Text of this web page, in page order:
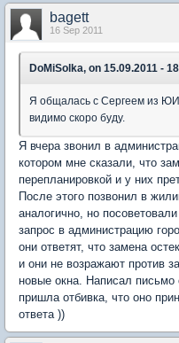
bagett
16 Sep 2011
DoMiSolka, on 15.09.2011 -
Я общалась с Сергеем из
видимо скоро буду.
Я вчера звонил в
котором мне сказали, что
перепланировкой и у них
После этого позвонил в
аналогично, но
запрос в администрацию
они ответят, что замена
и они не возражают против
новые окна. Написал письмо
пришла отбивка, что оно
ответа ))